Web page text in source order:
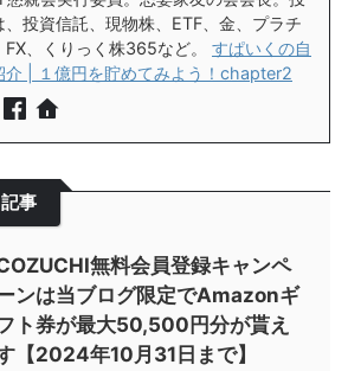
、投資信託、現物株、ETF、金、プラチ
FX、くりっく株365など。 すぱいくの自
介 | １億円を貯めてみよう！chapter2
事
無料会員登録キャンペ
ンは当ブログ限定でAmazonギ
ト券が最大50,500円分が貰え
【2024年10月31日まで】